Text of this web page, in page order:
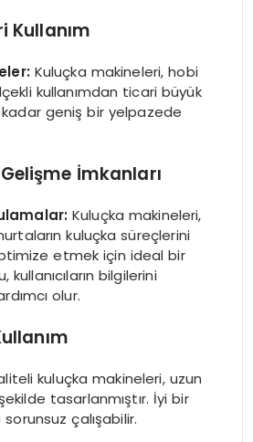
Kullanım
Kuluçka makineleri, hobi
kullanımdan ticari büyük
geniş bir yelpazede
İmkanları
Kuluçka makineleri,
kuluçka süreçlerini
etmek için ideal bir
bilgilerini
olur.
kuluçka makineleri, uzun
tasarlanmıştır. İyi bir
çalışabilir.